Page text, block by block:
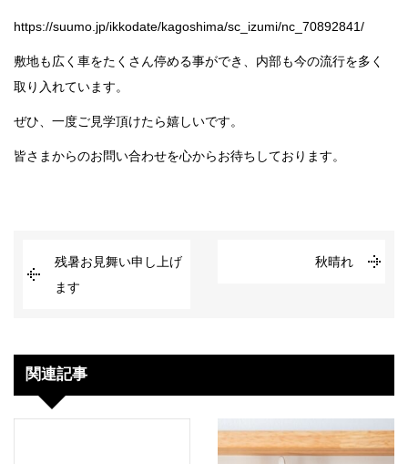
https://suumo.jp/ikkodate/kagoshima/sc_izumi/nc_70892841/
敷地も広く車をたくさん停める事ができ、内部も今の流行を多く
取り入れています。
ぜひ、一度ご見学頂けたら嬉しいです。
皆さまからのお問い合わせを心からお待ちしております。
残暑お見舞い申し上げ
ます
秋晴れ
関連記事